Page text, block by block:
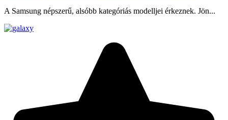
A Samsung népszerű, alsóbb kategóriás modelljei érkeznek. Jön...